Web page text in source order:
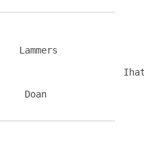
Lammers
Doan